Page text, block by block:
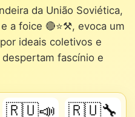
da União Soviética,
a foice 🔴⭐⚒️, evoca um
ideais coletivos e
fascínio e
🇷🇺📣
🇷🇺🔧